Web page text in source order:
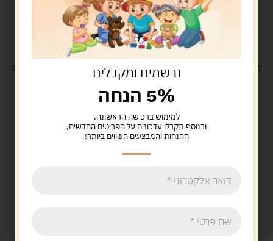
משלוח בקנייה מעל 329 ש"ח משלוח עםנרשמים ומקבלים
5% הנחה
למימוש ברכישה הראשונה.
ובנוסף תקבלו עדכונים על הפריטים החדשים,
ההנחות והמבצעים השווים ביותר!